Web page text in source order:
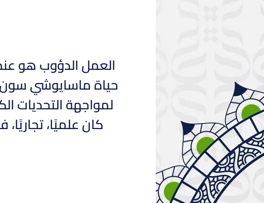
العمل الدؤوب هو
حياة ماسايوشي سون
لمواجهة التحديات
كان علميًا،